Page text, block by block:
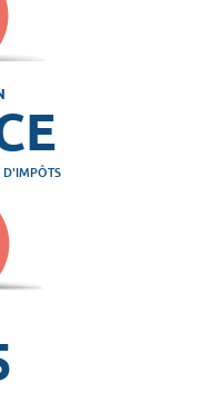
D'IMPÔTS